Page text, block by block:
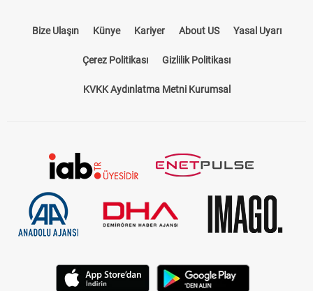
Bize Ulaşın Künye Kariyer About US Yasal Uyarı
Çerez Politikası Gizlilik Politikası
KVKK Aydınlatma Metni Kurumsal